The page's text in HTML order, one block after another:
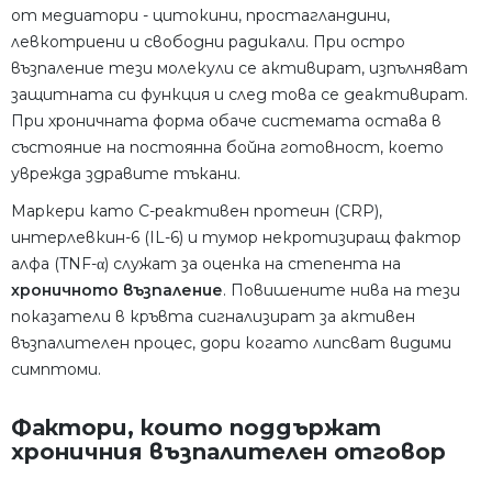
от медиатори - цитокини, простагландини,
левкотриени и свободни радикали. При остро
възпаление тези молекули се активират, изпълняват
защитната си функция и след това се деактивират.
При хроничната форма обаче системата остава в
състояние на постоянна бойна готовност, което
уврежда здравите тъкани.
Маркери като С-реактивен протеин (CRP),
интерлевкин-6 (IL-6) и тумор некротизиращ фактор
алфа (TNF-α) служат за оценка на степента на
хроничното възпаление. Повишените нива на тези
показатели в кръвта сигнализират за активен
възпалителен процес, дори когато липсват видими
симптоми.
Фактори, които поддържат
хроничния възпалителен отговор